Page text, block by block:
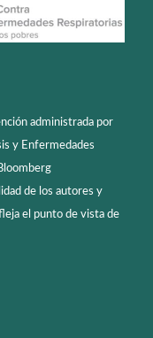
administrada por
y Enfermedades
de los autores y
el punto de vista de